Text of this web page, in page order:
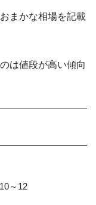
まかな相場を記載
は値段が高い傾向
～12